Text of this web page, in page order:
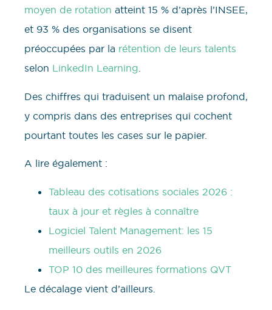
moyen de rotation atteint 15 % d’après l’INSEE,
et 93 % des organisations se disent
préoccupées par la rétention de leurs talents
selon LinkedIn Learning.
Des chiffres qui traduisent un malaise profond,
y compris dans des entreprises qui cochent
pourtant toutes les cases sur le papier.
A lire également :
Tableau des cotisations sociales 2026 :
taux à jour et règles à connaître
Logiciel Talent Management: les 15
meilleurs outils en 2026
TOP 10 des meilleures formations QVT
Le décalage vient d’ailleurs.